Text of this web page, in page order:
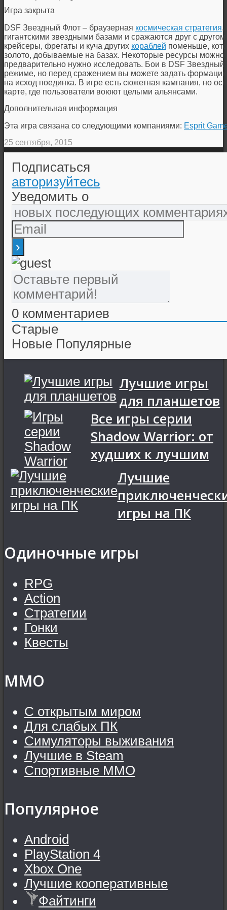
Игра закрыта
DSF Звездный Флот – браузерная космическая стратегия,
гигантскими звездными базами и сражаются друг с
крейсеры, фрегаты и куча других кораблей поменьше,
золото, добываемые на базах. Некоторые ресурсы можно
предварительно нужно исследовать. Бои в DSF
режиме, но перед сражением вы можете задать
на исход поединка. В игре есть сюжетная кампания, но
карте, где пользователи воюют целыми альянсами.
Дополнительная информация
Эта игра связана со следующими компаниями: Esprit
25 сентября, 2015
Подписаться
авторизуйтесь
Уведомить о
0 комментариев
Старые
Новые Популярные
Лучшие игры
для планшетов
Все игры серии
Shadow Warrior: от
худших к лучшим
Лучшие
игры на ПК
Одиночные игры
RPG
Action
Стратегии
Гонки
Квесты
MMO
С открытым миром
Для слабых ПК
Симуляторы выживания
Лучшие в Steam
Спортивные MMO
Популярное
Android
PlayStation 4
Xbox One
Лучшие кооперативные
Файтинги